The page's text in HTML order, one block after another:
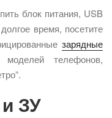
блок питания, USB
время, посетите
зарядные
телефонов,
ЗУ